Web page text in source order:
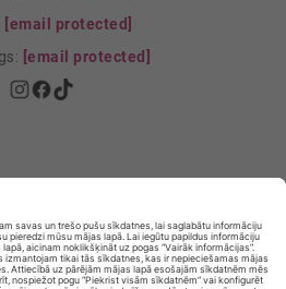
[email protected]
[email protected]
Iestatījumi
noteikumi